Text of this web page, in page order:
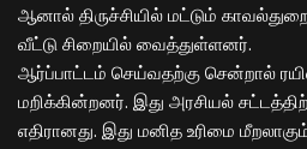
ஆனால் திருச்சியில் மட்டும்
வீட்டு சிறையில் வைத்துள்ளனர்.
ஆர்ப்பாட்டம் செய்வதற்கு சென்றால்
மறிக்கின்றனர். இது அரசியல்
எதிரானது. இது மனித உரிமை